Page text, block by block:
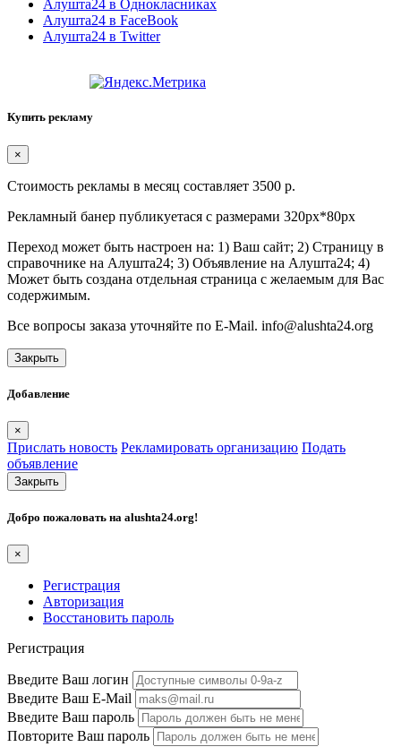
Алушта24 в Однокласниках
Алушта24 в FaceBook
Алушта24 в Twitter
Купить рекламу
×
Стоимость рекламы в месяц составляет 3500 р.
Рекламный банер публикуетася с размерами 320px*80px
Переход может быть настроен на: 1) Ваш сайт; 2) Страницу в
справочнике на Алушта24; 3) Объявление на Алушта24; 4)
Может быть создана отдельная страница с желаемым для Вас
содержимым.
Все вопросы заказа уточняйте по E-Mail. info@alushta24.org
Закрыть
Добавление
×
Прислать новость Рекламировать организацию Подать
объявление
Закрыть
Добро пожаловать на alushta24.org!
×
Регистрация
Авторизация
Восстановить пароль
Регистрация
Введите Ваш логин
Введите Ваш E-Mail
Введите Ваш пароль
Повторите Ваш пароль